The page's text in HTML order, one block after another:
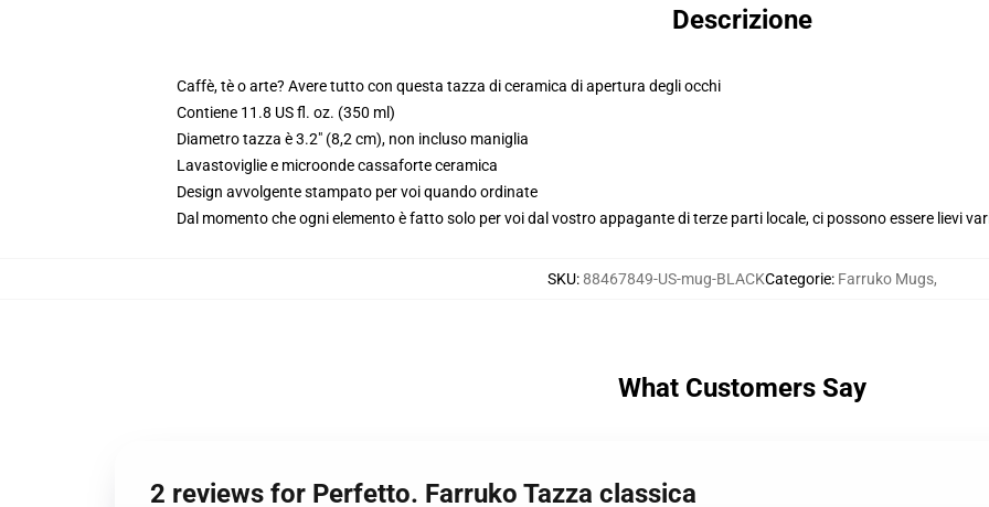
Descrizione
Caffè, tè o arte? Avere tutto con questa tazza di ceramica di apertura degli occhi
Contiene 11.8 US fl. oz. (350 ml)
Diametro tazza è 3.2" (8,2 cm), non incluso maniglia
Lavastoviglie e microonde cassaforte ceramica
Design avvolgente stampato per voi quando ordinate
Dal momento che ogni elemento è fatto solo per voi dal vostro appagante di terze parti locale, ci possono essere lievi
SKU:88467849-US-mug-BLACKCategorie: Farruko Mugs,
What Customers Say
2 reviews for Perfetto. Farruko Tazza classica